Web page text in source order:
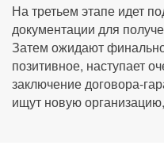
На третьем этапе идет
документации для
Затем ожидают
позитивное, наступает
заключение договора-
ищут новую